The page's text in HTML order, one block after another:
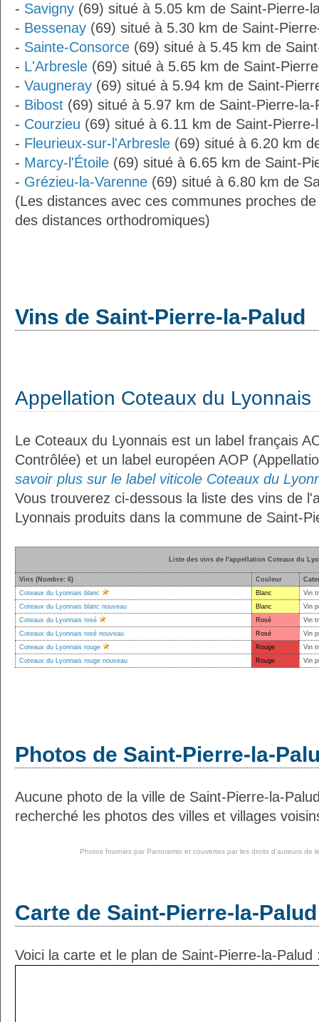
- Savigny (69) situé à 5.05 km de Saint-Pierre-
- Bessenay (69) situé à 5.30 km de Saint-
- Sainte-Consorce (69) situé à 5.45 km de
- L'Arbresle (69) situé à 5.65 km de Saint-
- Vaugneray (69) situé à 5.94 km de Saint-
- Bibost (69) situé à 5.97 km de Saint-Pierre-la-
- Courzieu (69) situé à 6.11 km de Saint-Pierre-
- Fleurieux-sur-l'Arbresle (69) situé à 6.20 km
- Marcy-l'Étoile (69) situé à 6.65 km de Saint-
- Grézieu-la-Varenne (69) situé à 6.80 km de
(Les distances avec ces communes proches
des distances orthodromiques)
Vins de Saint-Pierre-la-Palud
Appellation Coteaux du Lyonnais
Le Coteaux du Lyonnais est un label français
Contrôlée) et un label européen AOP
savoir plus sur le label viticole Coteaux du
Vous trouverez ci-dessous la liste des vins de
Lyonnais produits dans la commune de Saint-
Liste des vins de l'appellation Coteaux du
Vins (Nombre: 6) Couleur
Coteaux du Lyonnais blanc
Blanc
Vin
Coteaux du Lyonnais blanc nouveau
Blanc
Vin
Coteaux du Lyonnais rosé
Rosé
Vin
Coteaux du Lyonnais rosé nouveau
Rosé
Vin
Coteaux du Lyonnais rouge
Rouge
Vin
Coteaux du Lyonnais rouge nouveau
Rouge Vin
Photos de Saint-Pierre-la-
Aucune photo de la ville de Saint-Pierre-la-
recherché les photos des villes et villages
Photos fournies par Panoramio et couvertes par les droits d'auteurs de
Carte de Saint-Pierre-la-Palud
Voici la carte et le plan de Saint-Pierre-la-Palud